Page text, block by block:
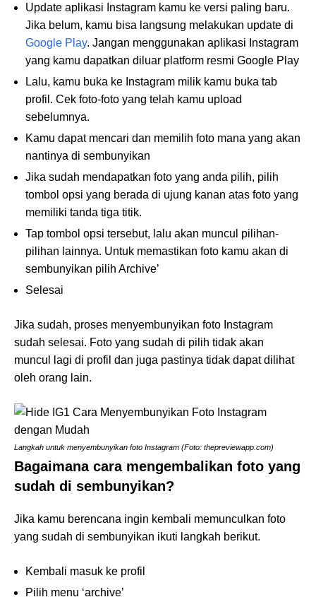
Update aplikasi Instagram kamu ke versi paling baru.
Jika belum, kamu bisa langsung melakukan update di
Google Play. Jangan menggunakan aplikasi Instagram
yang kamu dapatkan diluar platform resmi Google Play
Lalu, kamu buka ke Instagram milik kamu buka tab
profil. Cek foto-foto yang telah kamu upload
sebelumnya.
Kamu dapat mencari dan memilih foto mana yang akan
nantinya di sembunyikan
Jika sudah mendapatkan foto yang anda pilih, pilih
tombol opsi yang berada di ujung kanan atas foto yang
memiliki tanda tiga titik.
Tap tombol opsi tersebut, lalu akan muncul pilihan-
pilihan lainnya. Untuk memastikan foto kamu akan di
sembunyikan pilih Archive’
Selesai
Jika sudah, proses menyembunyikan foto Instagram
sudah selesai. Foto yang sudah di pilih tidak akan
muncul lagi di profil dan juga pastinya tidak dapat dilihat
oleh orang lain.
Langkah untuk menyembunyikan foto Instagram (Foto: thepreviewapp.com)
Bagaimana cara mengembalikan foto yang
sudah di sembunyikan?
Jika kamu berencana ingin kembali memunculkan foto
yang sudah di sembunyikan ikuti langkah berikut.
Kembali masuk ke profil
Pilih menu ‘archive’